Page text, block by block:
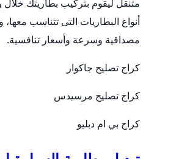
متنقل ليقوم بتركيب بطاريتك
أنواع البطاريات التى تتناسب
مصداقية وسرعة وأسعار تنافسية.
كراج تصليح جاكوار
كراج تصليح مرسيدس
كراج بي ام دبليو